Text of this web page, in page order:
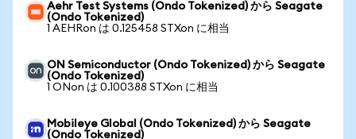
Aehr Test Systems (Ondo Tokenized) から Seagate
(Ondo Tokenized)
1 AEHRon は 0.125458 STXon に相当
ON Semiconductor (Ondo Tokenized) から Seagate
(Ondo Tokenized)
1 ONon は 0.100388 STXon に相当
Mobileye Global (Ondo Tokenized) から Seagate
(Ondo Tokenized)